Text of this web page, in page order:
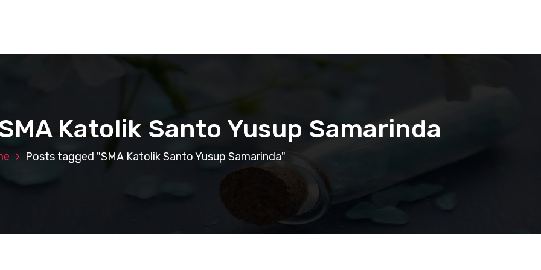
Katolik Santo Yusup Samarinda
Posts tagged "SMA Katolik Santo Yusup Samarinda"